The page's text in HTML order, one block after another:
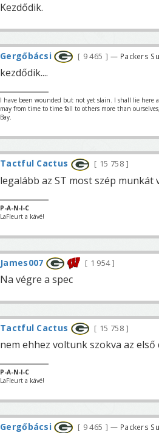
Kezdődik.
Gergőbácsi 9 465 — Packers
kezdődik....
I have been wounded but not yet slain. I shall lie here
may from time to time fall to others more than
Bay.
Tactful Cactus 15 758
legalább az ST most szép munkát
P-A-N-I-C
LaFleurt a kávé!
James007 1 954
Na végre a spec
Tactful Cactus 15 758
nem ehhez voltunk szokva az első
P-A-N-I-C
LaFleurt a kávé!
Gergőbácsi 9 465 — Packers